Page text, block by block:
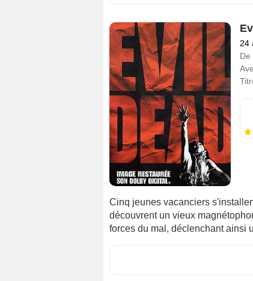
24
De
Cinq jeunes vacanciers
découvrent un vieux
forces du mal, déclenchant ainsi